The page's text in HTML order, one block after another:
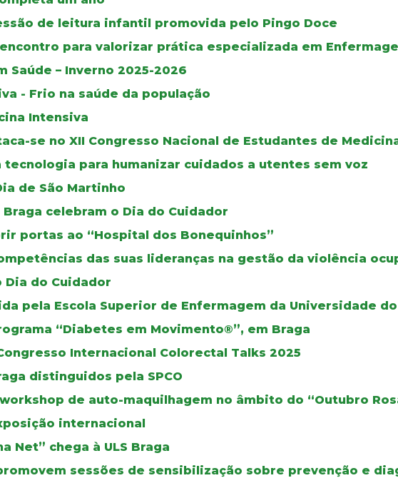
de leitura infantil promovida pelo Pingo Doce
encontro para valorizar prática especializada em
Saúde – Inverno 2025-2026
- Frio na saúde da população
Intensiva
se no XII Congresso Nacional de Estudantes de
tecnologia para humanizar cuidados a utentes sem voz
de São Martinho
Braga celebram o Dia do Cuidador
portas ao “Hospital dos Bonequinhos”
das suas lideranças na gestão da violência
Dia do Cuidador
pela Escola Superior de Enfermagem da Universidade
“Diabetes em Movimento®”, em Braga
Internacional Colorectal Talks 2025
distinguidos pela SPCO
de auto-maquilhagem no âmbito do “Outubro
internacional
Net” chega à ULS Braga
promovem sessões de sensibilização sobre prevenção e